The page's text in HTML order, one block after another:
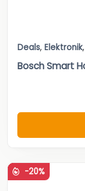
Deals, Elektronik,
Bosch Smart
-20%